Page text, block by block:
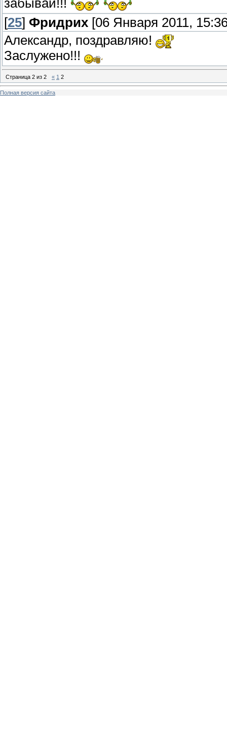
забывай!!!
[25] Фридрих [06 Января 2011,
Александр, поздравляю!
Заслужено!!!
Страница 2 из 2 « 1 2
Полная версия сайта